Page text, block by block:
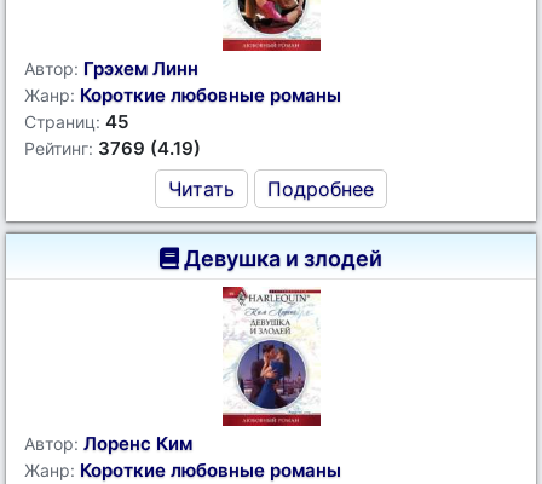
Автор: Грэхем Линн
Жанр: Короткие любовные романы
Страниц: 45
Рейтинг: 3769 (4.19)
Читать Подробнее
Девушка и злодей
Автор: Лоренс Ким
Жанр: Короткие любовные романы